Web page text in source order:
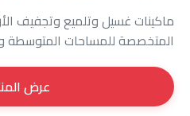
ماكينات غسيل وتلميع وتجفيف
المتخصصة للمساحات المتوسطة
عرض